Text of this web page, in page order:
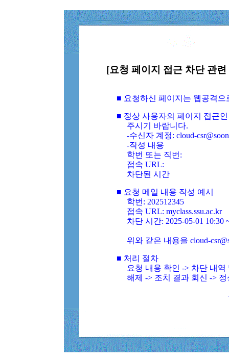
[요청 페이지 접근 차단 관
■ 요청하신 페이지는 웹공격
■ 정상 사용자의 페이지 접근
주시기 바랍니다.
-수신자 계정: cloud-
-작성 내용
학번 또는 직번:
접속 URL:
차단된 시간
■ 요청 메일 내용 작성 예시
학번: 202512345
접속 URL: myclass.ssu.ac.kr
차단 시간: 2025-05-01 10:30
위와 같은 내용을 cloud-
■ 처리 절차
요청 내용 확인 -> 차단 내
해제 -> 조치 결과 회신 ->